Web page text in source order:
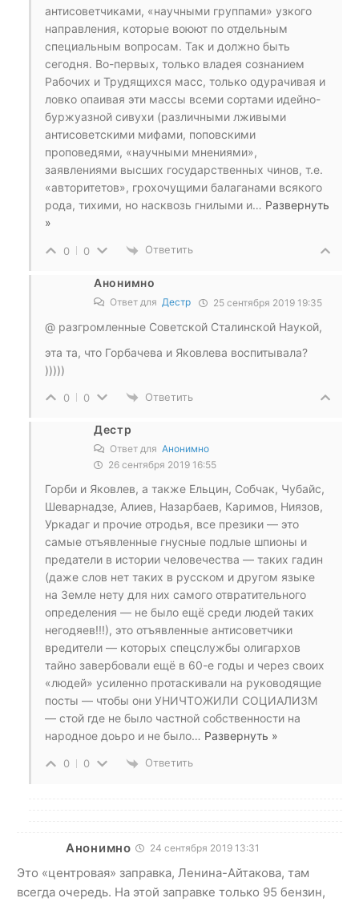
антисоветчиками, «научными группами» узкого
направления, которые воюют по отдельным
специальным вопросам. Так и должно быть
сегодня. Во-первых, только владея сознанием
Рабочих и Трудящихся масс, только одурачивая и
ловко опаивая эти массы всеми сортами идейно-
буржуазной сивухи (различными лживыми
антисоветскими мифами, поповскими
проповедями, «научными мнениями»,
заявлениями высших государственных чинов, т.е.
«авторитетов», грохочущими балаганами всякого
рода, тихими, но насквозь гнилыми и… Развернуть
»
0 0 Ответить
Анонимно
Ответ для Дестр 25 сентября 2019 19:35
@ разгромленные Советской Сталинской Наукой,
эта та, что Горбачева и Яковлева воспитывала?
)))))
0 0 Ответить
Дестр
Ответ для Анонимно
26 сентября 2019 16:55
Горби и Яковлев, а также Ельцин, Собчак, Чубайс,
Шеварнадзе, Алиев, Назарбаев, Каримов, Ниязов,
Уркадаг и прочие отродья, все презики — это
самые отъявленные гнусные подлые шпионы и
предатели в истории человечества — таких гадин
(даже слов нет таких в русском и другом языке
на Земле нету для них самого отвратительного
определения — не было ещё среди людей таких
негодяев!!!), это отъявленные антисоветчики
вредители — которых спецслужбы олигархов
тайно завербовали ещё в 60-е годы и через своих
«людей» усиленно протаскивали на руководящие
посты — чтобы они УНИЧТОЖИЛИ СОЦИАЛИЗМ
— стой где не было частной собственности на
народное доьро и не было… Развернуть »
0 0 Ответить
Анонимно 24 сентября 2019 13:31
Это «центровая» заправка, Ленина-Айтакова, там
всегда очередь. На этой заправке только 95 бензин,